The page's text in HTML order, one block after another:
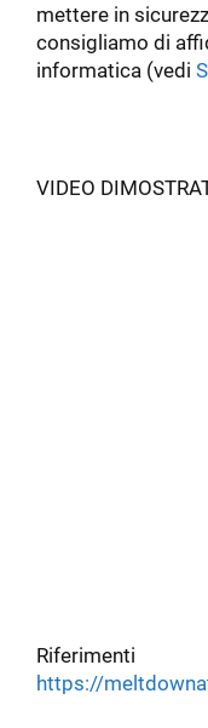
mettere in
consigliamo di
informatica (vedi
VIDEO
Riferimenti
https://